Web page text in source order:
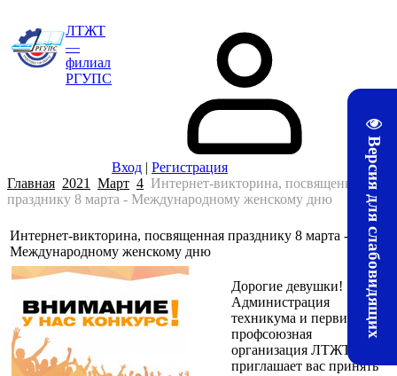
Версия для слабовидящих
ЛТЖТ
—
филиал
РГУПС
Вход | Регистрация
Главная 2021 Март 4 Интернет-викторина, посвященная
празднику 8 марта - Международному женскому дню
22:50
Интернет-викторина, посвященная празднику 8 марта -
Международному женскому дню
Дорогие девушки!
Администрация
техникума и первичная
профсоюзная
организация ЛТЖТ
приглашает вас принять